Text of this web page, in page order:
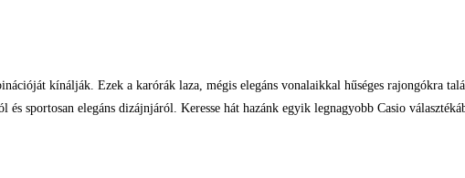
kínálják. Ezek a karórák laza, mégis elegáns vonalaikkal hűséges rajongókra
sportosan elegáns dizájnjáról. Keresse hát hazánk egyik legnagyobb Casio